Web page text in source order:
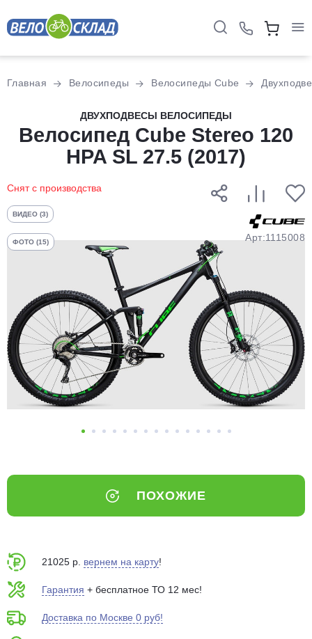
Главная Велосипеды Велосипеды Cube
ДВУХПОДВЕСЫ ВЕЛОСИПЕДЫ
Велосипед Cube Stereo 120
HPA SL 27.5 (2017)
Снят с производства
ВИДЕО (3)
ФОТО (15) Арт:1115008
ПОХОЖИЕ
21025 р. вернем на карту!
Гарантия + бесплатное ТО 12 мес!
Доставка по Москве 0 руб!
Разбейте
оплатуна части
без переплат
График платежей
Добавляйте товары
в корзину
Оплачивайте сегодня только
25% картой любого банка
выбранный способом
Оставшиеся75% будут
Подробнее